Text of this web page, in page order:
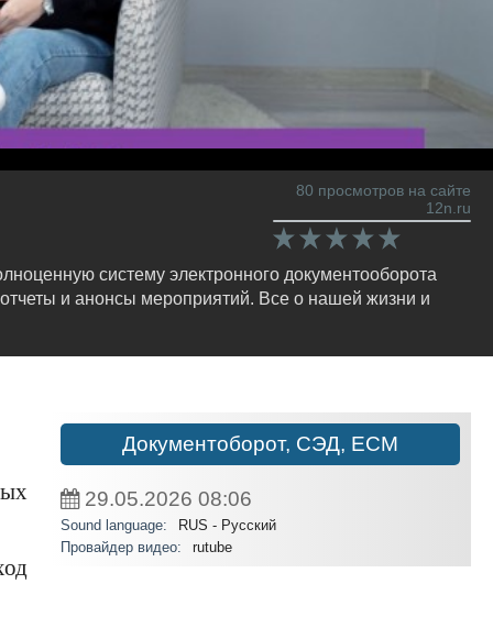
80 просмотров на сайте
12n.ru
систему электронного документооборота
и анонсы мероприятий. Все о нашей жизни и
Документоборот, СЭД, ECM
29.05.2026 08:06
Sound language:
RUS - Русский
Провайдер видео:
rutube